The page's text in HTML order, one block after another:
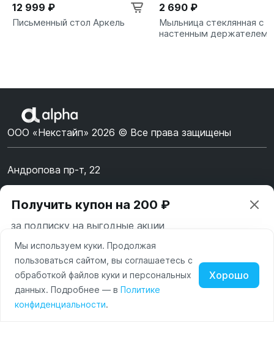
Наушники
Умные
12 999 ₽
Письменный стол Аркель
2 690 ₽
Мыльница стеклянная с
настенным держателем
ООО «Некстайп» 2026 © Все права защищены
Андропова пр-т, 22
8 (800) 123-55-44
msk@alpha-demo.ru
Акции
О магазине
Оплата
Получить купон на 200 ₽
за подписку на выгодные акции
Нажимая на кнопку «Подписаться» вы соглашаетесь с
условиями пользования и политикой конфиденциальности
сайта
Ваш город —Москва
Московская область
Изменить
Мы используем куки. Продолжая
пользоваться сайтом, вы соглашаетесь с
обработкой файлов куки и персональных
данных. Подробнее — в Политике
конфиденциальности.
Хорошо